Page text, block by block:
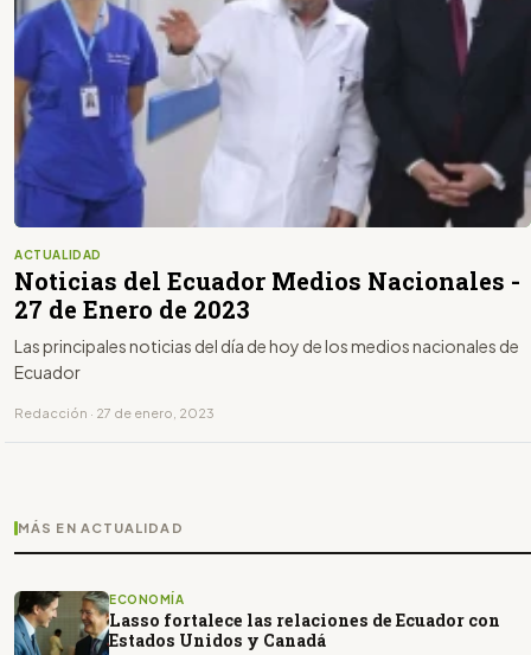
ACTUALIDAD
Noticias del Ecuador Medios Nacionales -
27 de Enero de 2023
Las principales noticias del día de hoy de los medios nacionales de
Ecuador
Redacción · 27 de enero, 2023
MÁS EN ACTUALIDAD
ECONOMÍA
Lasso fortalece las relaciones de Ecuador con
Estados Unidos y Canadá